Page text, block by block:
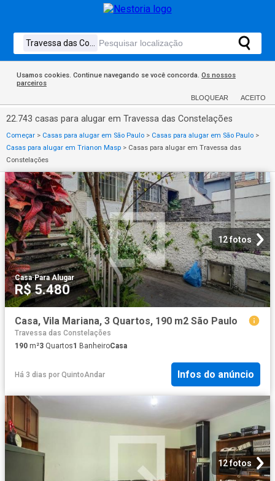
Usamos cookies. Continue navegando se você concorda. Os nossos
parceiros
BLOQUEAR ACEITO
22.743 casas para alugar em Travessa das Constelações
Começar > Casas para alugar em São Paulo > Casas para alugar em São Paulo >
Casas para alugar em Trianon Masp > Casas para alugar em Travessa das
Constelações
12 fotos
Casa·Para Alugar
R$ 5.480
Casa, Vila Mariana, 3 Quartos, 190 m2 São Paulo
Travessa das Constelações
190 m²3 Quartos1 BanheiroCasa
Há 3 dias por QuintoAndar Infos do anúncio
12 fotos